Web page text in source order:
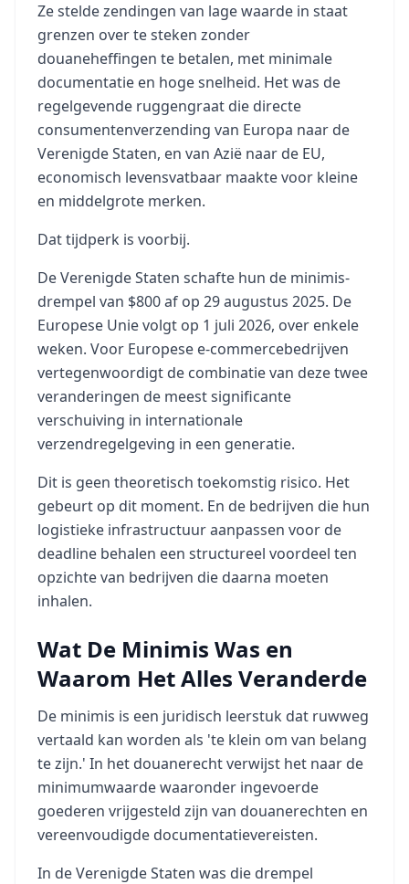
Ze stelde zendingen van lage waarde in staat
grenzen over te steken zonder
douaneheffingen te betalen, met minimale
documentatie en hoge snelheid. Het was de
regelgevende ruggengraat die directe
consumentenverzending van Europa naar de
Verenigde Staten, en van Azië naar de EU,
economisch levensvatbaar maakte voor kleine
en middelgrote merken.
Dat tijdperk is voorbij.
De Verenigde Staten schafte hun de minimis-
drempel van $800 af op 29 augustus 2025. De
Europese Unie volgt op 1 juli 2026, over enkele
weken. Voor Europese e-commercebedrijven
vertegenwoordigt de combinatie van deze twee
veranderingen de meest significante
verschuiving in internationale
verzendregelgeving in een generatie.
Dit is geen theoretisch toekomstig risico. Het
gebeurt op dit moment. En de bedrijven die hun
logistieke infrastructuur aanpassen voor de
deadline behalen een structureel voordeel ten
opzichte van bedrijven die daarna moeten
inhalen.
Wat De Minimis Was en
Waarom Het Alles Veranderde
De minimis is een juridisch leerstuk dat ruwweg
vertaald kan worden als 'te klein om van belang
te zijn.' In het douanerecht verwijst het naar de
minimumwaarde waaronder ingevoerde
goederen vrijgesteld zijn van douanerechten en
vereenvoudigde documentatievereisten.
In de Verenigde Staten was die drempel